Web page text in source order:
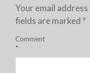
Your email
fields are marked *
Comment
*